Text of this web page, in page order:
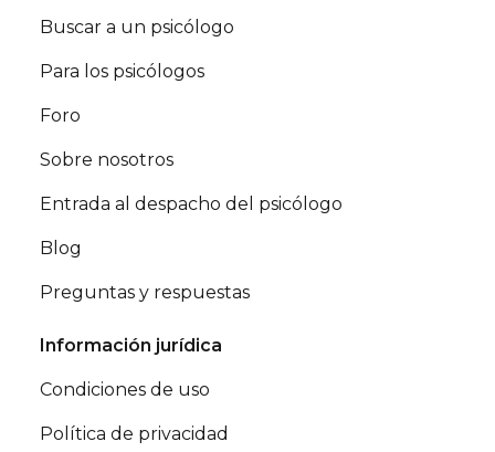
Buscar a un psicólogo
Para los psicólogos
Foro
Sobre nosotros
Entrada al despacho del psicólogo
Blog
Preguntas y respuestas
Información jurídica
Condiciones de uso
Política de privacidad